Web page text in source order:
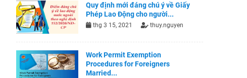
Quy định mới đáng chú ý về Giấy
Phép Lao Động cho người...
thg 3 15, 2021 thuy.nguyen
Work Permit Exemption
Procedures for Foreigners
Married...